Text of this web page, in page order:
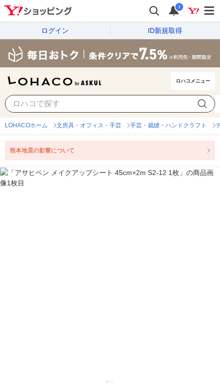
i
ログイン ID新規取得
ロハコメニュー
LOHACOホーム 文房具・オフィス・手芸 手芸・裁縫・ハンドクラフト
熊本地震の影響について